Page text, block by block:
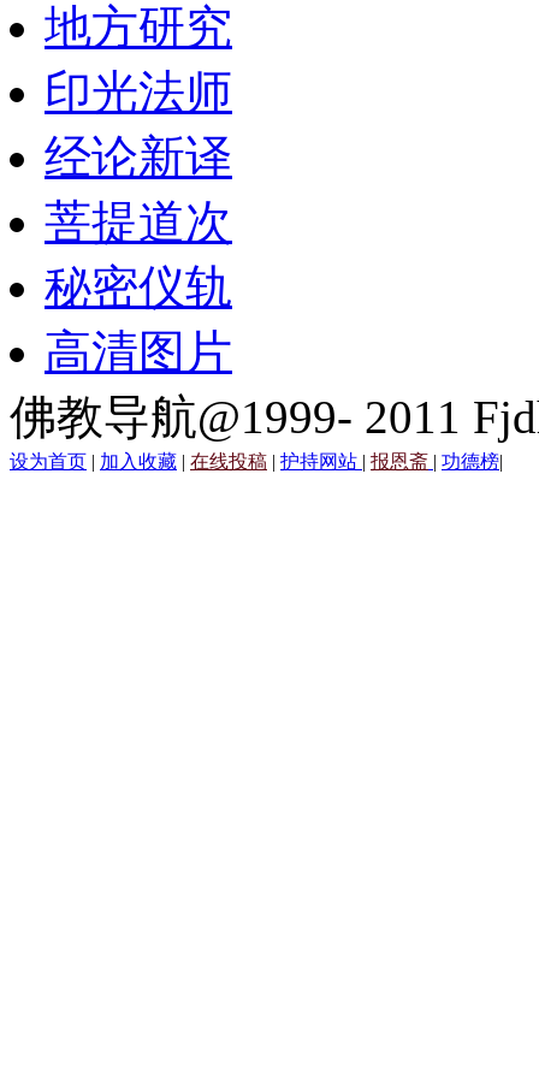
地方研究
印光法师
经论新译
菩提道次
秘密仪轨
高清图片
佛教导航@1999- 2011
设为首页 | 加入收藏 | 在线投稿 | 护持网站 | 报恩斋 | 功德榜|